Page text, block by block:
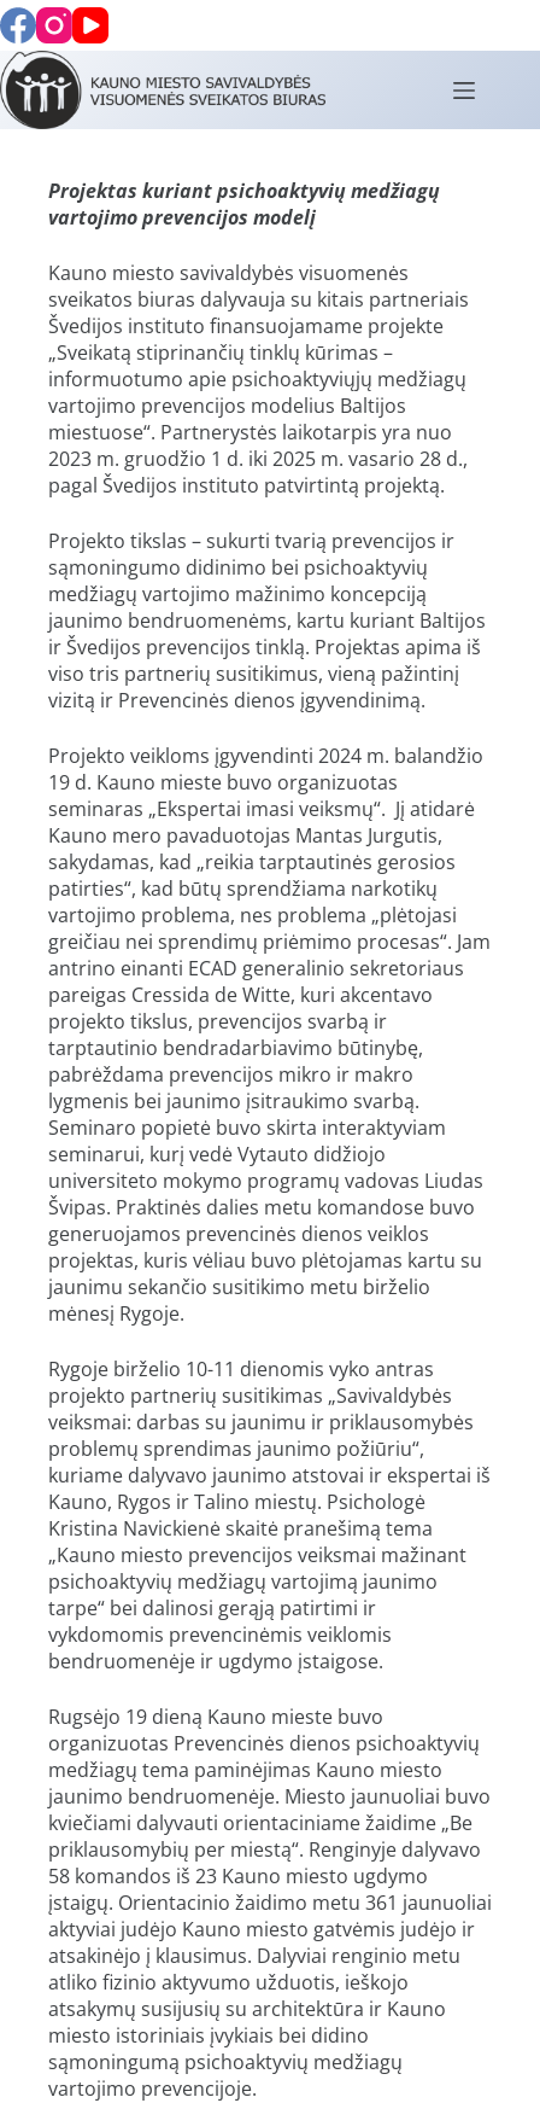
Projektas kuriant psichoaktyvių medžiagų
vartojimo prevencijos modelį
Kauno miesto savivaldybės visuomenės
sveikatos biuras dalyvauja su kitais partneriais
Švedijos instituto finansuojamame projekte
„Sveikatą stiprinančių tinklų kūrimas –
informuotumo apie psichoaktyviųjų medžiagų
vartojimo prevencijos modelius Baltijos
miestuose“. Partnerystės laikotarpis yra nuo
2023 m. gruodžio 1 d. iki 2025 m. vasario 28 d.,
pagal Švedijos instituto patvirtintą projektą.
Projekto tikslas – sukurti tvarią prevencijos ir
sąmoningumo didinimo bei psichoaktyvių
medžiagų vartojimo mažinimo koncepciją
jaunimo bendruomenėms, kartu kuriant Baltijos
ir Švedijos prevencijos tinklą. Projektas apima iš
viso tris partnerių susitikimus, vieną pažintinį
vizitą ir Prevencinės dienos įgyvendinimą.
Projekto veikloms įgyvendinti 2024 m. balandžio
19 d. Kauno mieste buvo organizuotas
seminaras „Ekspertai imasi veiksmų“. Jį atidarė
Kauno mero pavaduotojas Mantas Jurgutis,
sakydamas, kad „reikia tarptautinės gerosios
patirties“, kad būtų sprendžiama narkotikų
vartojimo problema, nes problema „plėtojasi
greičiau nei sprendimų priėmimo procesas“. Jam
antrino einanti ECAD generalinio sekretoriaus
pareigas Cressida de Witte, kuri akcentavo
projekto tikslus, prevencijos svarbą ir
tarptautinio bendradarbiavimo būtinybę,
pabrėždama prevencijos mikro ir makro
lygmenis bei jaunimo įsitraukimo svarbą.
Seminaro popietė buvo skirta interaktyviam
seminarui, kurį vedė Vytauto didžiojo
universiteto mokymo programų vadovas Liudas
Švipas. Praktinės dalies metu komandose buvo
generuojamos prevencinės dienos veiklos
projektas, kuris vėliau buvo plėtojamas kartu su
jaunimu sekančio susitikimo metu birželio
mėnesį Rygoje.
Rygoje birželio 10-11 dienomis vyko antras
projekto partnerių susitikimas „Savivaldybės
veiksmai: darbas su jaunimu ir priklausomybės
problemų sprendimas jaunimo požiūriu“,
kuriame dalyvavo jaunimo atstovai ir ekspertai iš
Kauno, Rygos ir Talino miestų. Psichologė
Kristina Navickienė skaitė pranešimą tema
„Kauno miesto prevencijos veiksmai mažinant
psichoaktyvių medžiagų vartojimą jaunimo
tarpe“ bei dalinosi gerąją patirtimi ir
vykdomomis prevencinėmis veiklomis
bendruomenėje ir ugdymo įstaigose.
Rugsėjo 19 dieną Kauno mieste buvo
organizuotas Prevencinės dienos psichoaktyvių
medžiagų tema paminėjimas Kauno miesto
jaunimo bendruomenėje. Miesto jaunuoliai buvo
kviečiami dalyvauti orientaciniame žaidime „Be
priklausomybių per miestą“. Renginyje dalyvavo
58 komandos iš 23 Kauno miesto ugdymo
įstaigų. Orientacinio žaidimo metu 361 jaunuoliai
aktyviai judėjo Kauno miesto gatvėmis judėjo ir
atsakinėjo į klausimus. Dalyviai renginio metu
atliko fizinio aktyvumo užduotis, ieškojo
atsakymų susijusių su architektūra ir Kauno
miesto istoriniais įvykiais bei didino
sąmoningumą psichoaktyvių medžiagų
vartojimo prevencijoje.